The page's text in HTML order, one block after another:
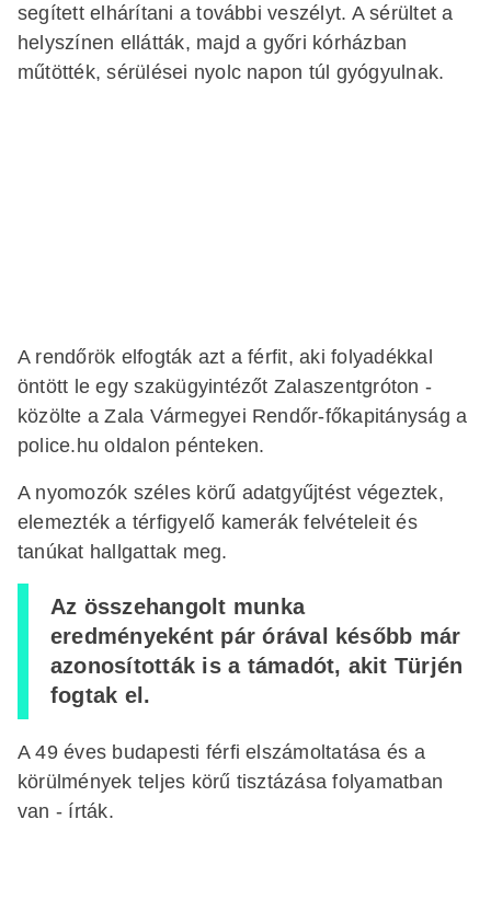
segített elhárítani a további veszélyt. A sérültet a
helyszínen ellátták, majd a győri kórházban
műtötték, sérülései nyolc napon túl gyógyulnak.
A rendőrök elfogták azt a férfit, aki folyadékkal
öntött le egy szakügyintézőt Zalaszentgróton -
közölte a Zala Vármegyei Rendőr-főkapitányság a
police.hu oldalon pénteken.
A nyomozók széles körű adatgyűjtést végeztek,
elemezték a térfigyelő kamerák felvételeit és
tanúkat hallgattak meg.
Az összehangolt munka
eredményeként pár órával később már
azonosították is a támadót, akit Türjén
fogtak el.
A 49 éves budapesti férfi elszámoltatása és a
körülmények teljes körű tisztázása folyamatban
van - írták.